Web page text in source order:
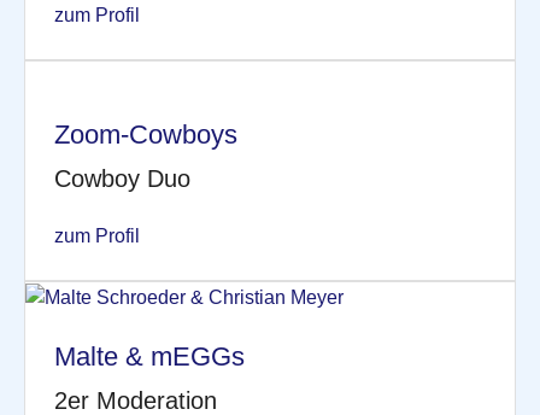
zum Profil
Zoom-Cowboys
Cowboy Duo
zum Profil
Malte & mEGGs
2er Moderation